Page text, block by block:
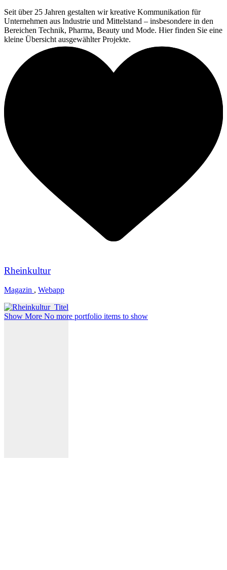
Seit über 25 Jahren gestalten wir kreative Kommunikation für
Unternehmen aus Industrie und Mittelstand – insbesondere in den
Bereichen Technik, Pharma, Beauty und Mode. Hier finden Sie eine
kleine Übersicht ausgewählter Projekte.
Rheinkultur
Magazin , Webapp
Show More No more portfolio items to show